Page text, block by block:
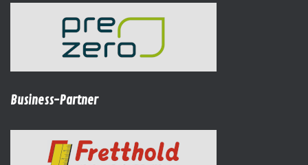
Business-Partner